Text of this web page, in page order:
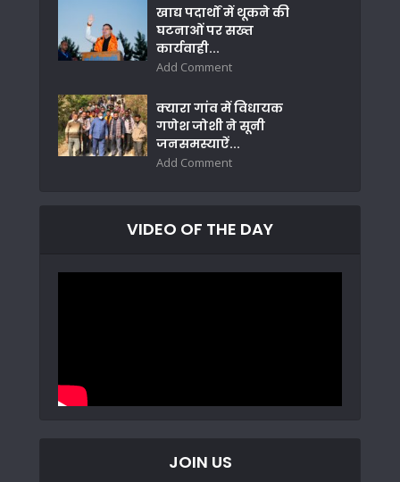
खाद्य पदार्थों में थूकने की
घटनाओं पर सख्त
कार्यवाही...
Add Comment
क्यारा गांव में विधायक
गणेश जोशी ने सूनी
जनसमस्याऐं...
Add Comment
VIDEO OF THE DAY
JOIN US